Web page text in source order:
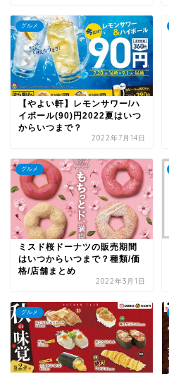
グルメ
【やよい軒】レモンサワー/ハ
イボール(90)円2022夏はいつ
からいつまで？
2022年7月14日
グルメ
ミスド桜ドーナツの販売期間
はいつからいつまで？種類/価
格/店舗まとめ
2022年3月1日
グルメ